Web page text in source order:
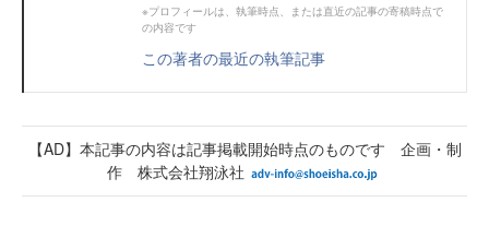
※プロフィールは、執筆時点、または直近の記事の寄稿時点で
の内容です
この著者の最近の執筆記事
【AD】本記事の内容は記事掲載開始時点のものです 企画・制
作 株式会社翔泳社